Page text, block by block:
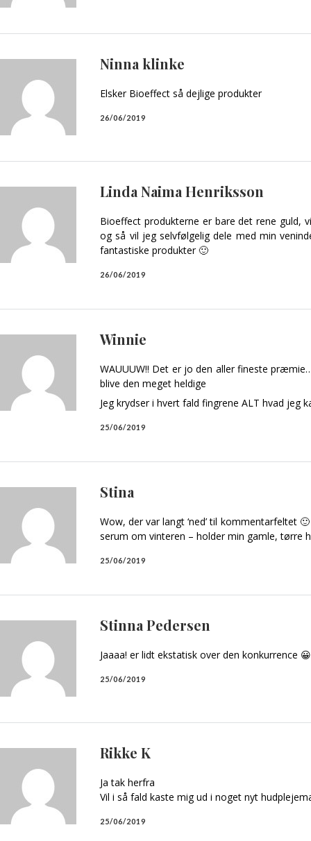
Ninna klinke
Elsker Bioeffect så dejlige produkter
26/06/2019
Linda Naima Henriksson
Bioeffect produkterne er bare det rene guld,
og så vil jeg selvfølgelig dele med min
fantastiske produkter 🙂
26/06/2019
Winnie
WAUUUW!! Det er jo den aller fineste
blive den meget heldige
Jeg krydser i hvert fald fingrene ALT hvad jeg
25/06/2019
Stina
Wow, der var langt ‘ned’ til kommentarfeltet
serum om vinteren – holder min gamle, tørre
25/06/2019
Stinna Pedersen
Jaaaa! er lidt ekstatisk over den konkurrence 😀
25/06/2019
Rikke K
Ja tak herfra
Vil i så fald kaste mig ud i noget nyt
25/06/2019